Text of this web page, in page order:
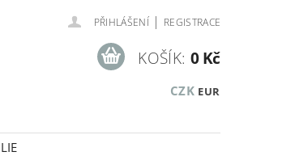
PŘIHLÁŠENÍ | REGISTRACE
CZK EUR
KOŠÍK: 0 Kč